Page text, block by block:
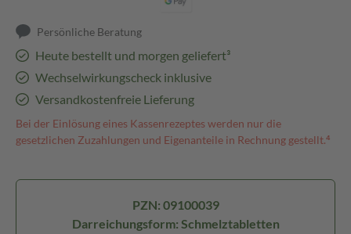
Persönliche Beratung
Heute bestellt und morgen geliefert³
Wechselwirkungscheck inklusive
Versandkostenfreie Lieferung
Bei der Einlösung eines Kassenrezeptes werden nur die
gesetzlichen Zuzahlungen und Eigenanteile in Rechnung gestellt.⁴
PZN: 09100039
Darreichungsform: Schmelztabletten